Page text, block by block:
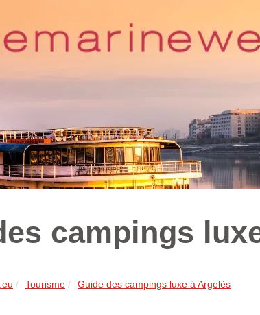
campings
Tourisme Guide des campings luxe à Argelès